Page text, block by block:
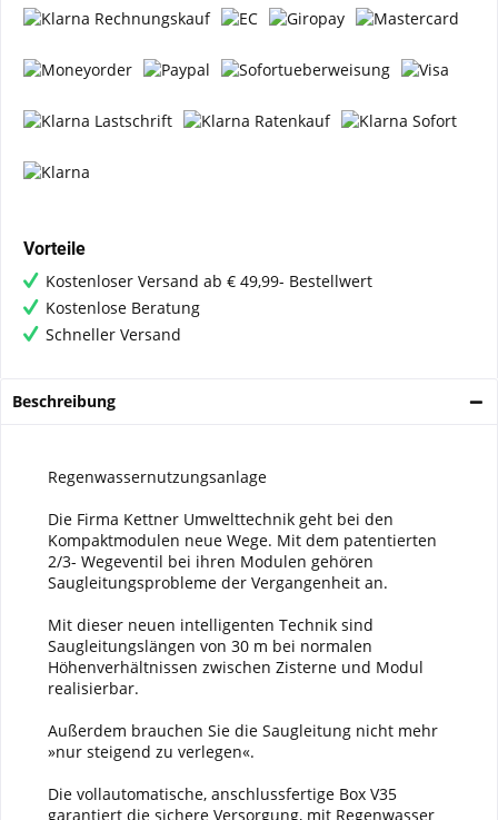
Vorteile
Kostenloser Versand ab € 49,99- Bestellwert
Kostenlose Beratung
Schneller Versand
Beschreibung
Regenwassernutzungsanlage
Die Firma Kettner Umwelttechnik geht bei den
Kompaktmodulen neue Wege. Mit dem patentierten
2/3- Wegeventil bei ihren Modulen gehören
Saugleitungsprobleme der Vergangenheit an.
Mit dieser neuen intelligenten Technik sind
Saugleitungslängen von 30 m bei normalen
Höhenverhältnissen zwischen Zisterne und Modul
realisierbar.
Außerdem brauchen Sie die Saugleitung nicht mehr
»nur steigend zu verlegen«.
Die vollautomatische, anschlussfertige Box V35
garantiert die sichere Versorgung, mit Regenwasser